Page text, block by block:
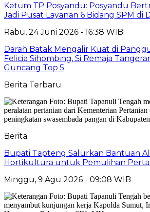
Ketum TP Posyandu: Posyandu
Jadi Pusat Layanan 6 Bidang SPM di
Rabu, 24 Juni 2026 - 16:38 WIB
Darah Batak Mengalir Kuat di
Felicia Sihombing, Si Remaja
Guncang Top 5
Berita Terbaru
Berita
Bupati Tapteng Salurkan Bantuan
Hortikultura untuk Pemulihan
Minggu, 9 Agu 2026 - 09:08 WIB